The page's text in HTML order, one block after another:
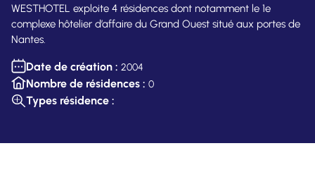
WESTHOTEL exploite 4 résidences dont notamment le 1e
complexe hôtelier d’affaire du Grand Ouest situé aux portes de
Nantes.
Date de création : 2004
Nombre de résidences : 0
Types résidence :